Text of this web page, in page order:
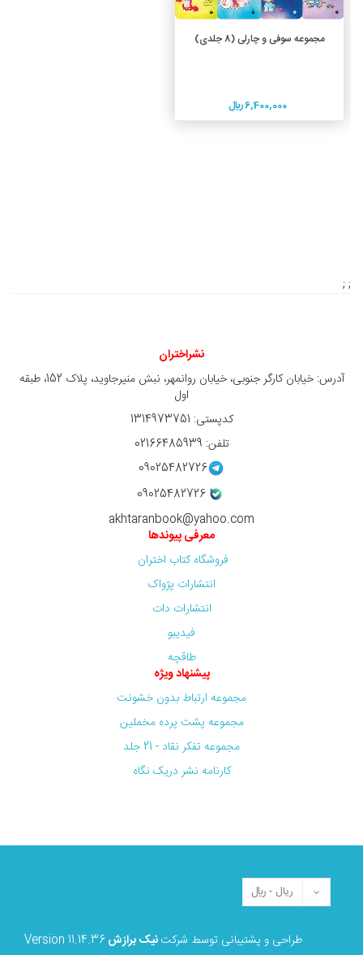
افزودن به سبد خرید
مجموعه سوفی و چارلی (8 جلدی)
6,400,000 ريال
; ;
نشراختران
آدرس: خیابان کارگر جنوبی، خیابان روانمهر، نبش منیرجاوید، پلاک 152، طبقه
اول
کدپستی: 1314973751
تلفن: 02166485939
09025482726
09025482726
akhtaranbook@yahoo.com
معرفی پیوندها
فروشگاه کتاب اختران
انتشارات پژواک
انتشارات دات
فیدیبو
طاقچه
پیشنهاد ویژه
مجموعه ارتباط بدون خشونت
مجموعه پشت پرده مخملین
مجموعه تفکر نقاد - 21 جلد
کارنامه نشر دریک نگاه
طراحی و پشتیبانی توسط شرکتنیک برازشVersion 11.14.36